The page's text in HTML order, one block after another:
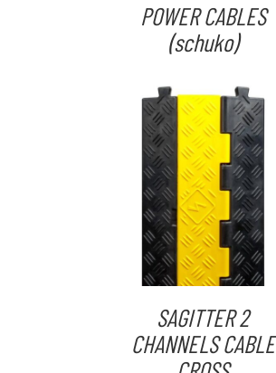
POWER CABLES
(schuko)
SAGITTER 2
CHANNELS CABLE